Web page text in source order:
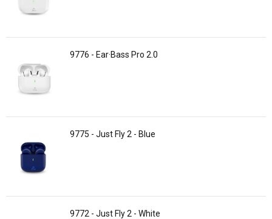
9776 - Ear·Bass Pro 2.0
9775 - Just Fly 2 - Blue
9772 - Just Fly 2 - White